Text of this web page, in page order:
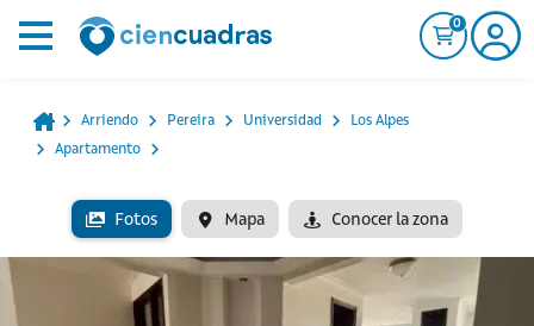
0
Arriendo Pereira Universidad
Los Alpes
Apartamento
Fotos Mapa Conocer la zona